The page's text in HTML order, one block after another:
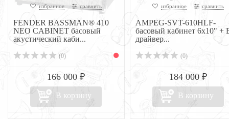
избранное сравнить
FENDER BASSMAN® 410
NEO CABINET басовый
акустический каби...
(0)
166 000 ₽
В корзину
избранное сравнить
AMPEG-SVT-610HLF-
басовый кабинет 6х10" +
драйвер...
(0)
184 000 ₽
В корзину